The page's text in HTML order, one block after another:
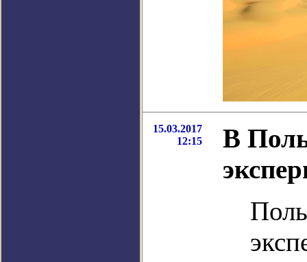
15.03.2017
12:15
В